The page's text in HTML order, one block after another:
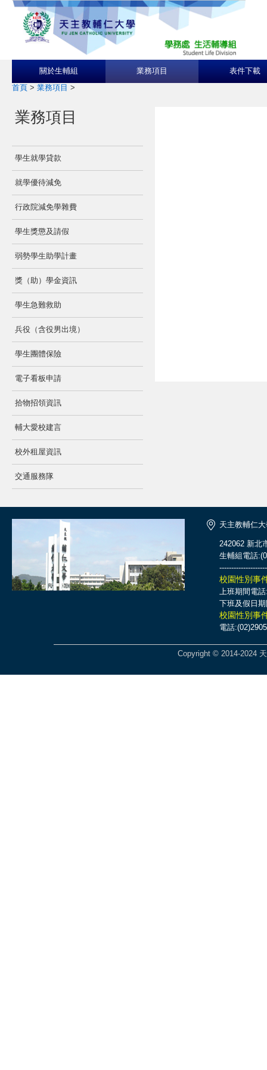
關於生輔組 業務項目 表件下載
首頁 > 業務項目 >
業務項目
學生就學貸款
就學優待減免
行政院減免學雜費
學生獎懲及請假
弱勢學生助學計畫
獎（助）學金資訊
學生急難救助
兵役（含役男出境）
學生團體保險
電子看板申請
拾物招領資訊
輔大愛校建言
校外租屋資訊
交通服務隊
天主教輔仁
242062 新北
生輔組電話
校園性別事
上班期間電
下班及假日
校園性別事
電話
Copyright © 2014-2024